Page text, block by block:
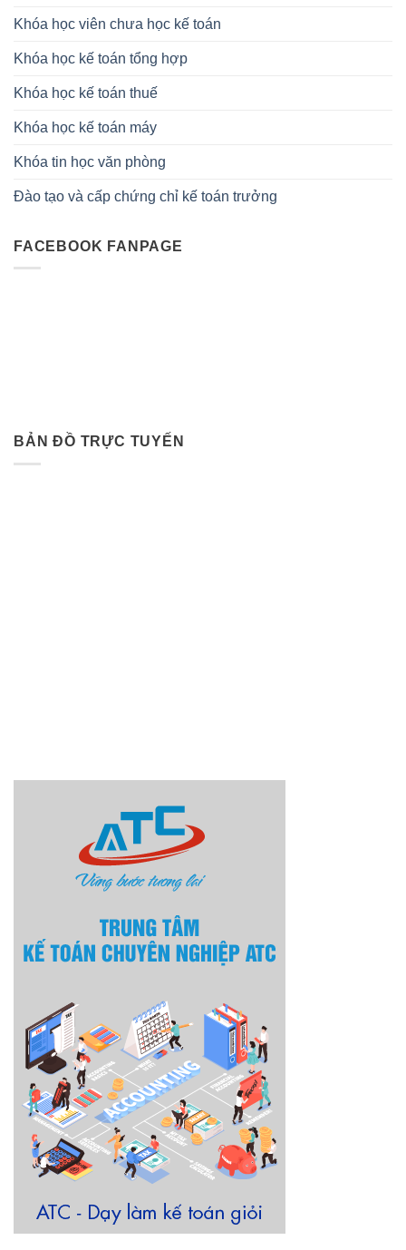
Khóa học viên chưa học kế toán
Khóa học kế toán tổng hợp
Khóa học kế toán thuế
Khóa học kế toán máy
Khóa tin học văn phòng
Đào tạo và cấp chứng chỉ kế toán trưởng
FACEBOOK FANPAGE
BẢN ĐỒ TRỰC TUYẾN